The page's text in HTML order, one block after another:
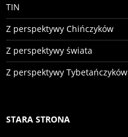
TIN
Z perspektywy Chińczyków
Z perspektywy świata
Z perspektywy Tybetańczyków
STARA STRONA